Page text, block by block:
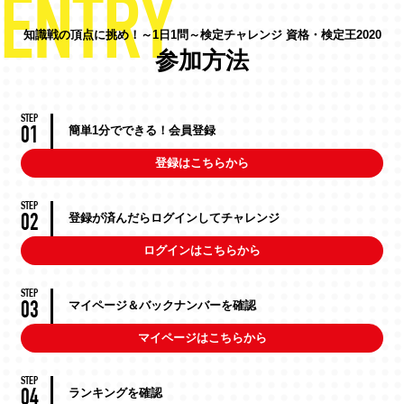
知識戦の頂点に挑め！～1日1問～検定チャレンジ 資格・検定王2020
参加方法
STEP
01 簡単1分でできる！会員登録
登録はこちらから
STEP
02 登録が済んだらログインしてチャレンジ
ログインはこちらから
STEP
03 マイページ＆バックナンバーを確認
マイページはこちらから
STEP
04 ランキングを確認